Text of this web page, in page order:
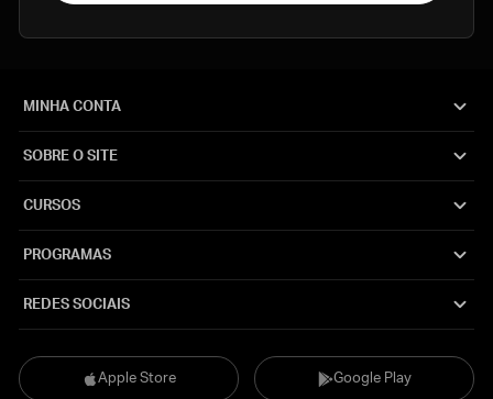
Apple Store Google Play
MINHA CONTA
SOBRE O SITE
CURSOS
PROGRAMAS
REDES SOCIAIS